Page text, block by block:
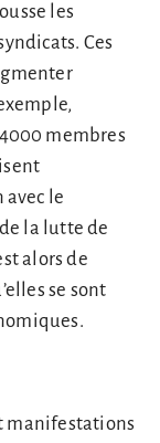
les
Ces
membres
le
la lutte de
alors de
se sont
manifestations